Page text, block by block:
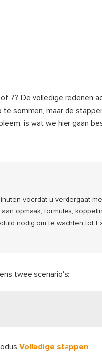
7? De volledige redenen
te sommen, maar de
is wat we hier gaan
voordat u verdergaat
opmaak, formules,
nodig om te wachten tot
twee scenario's:
Volledige stappen